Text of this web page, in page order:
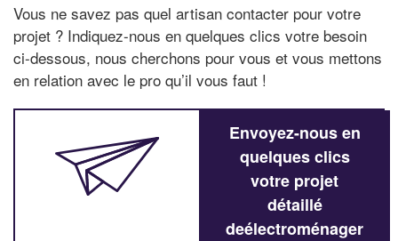
Vous ne savez pas quel artisan contacter pour votre
projet ? Indiquez-nous en quelques clics votre besoin
ci-dessous, nous cherchons pour vous et vous mettons
en relation avec le pro qu’il vous faut !
Envoyez-nous en
quelques clics
votre projet
détaillé
deélectroménager